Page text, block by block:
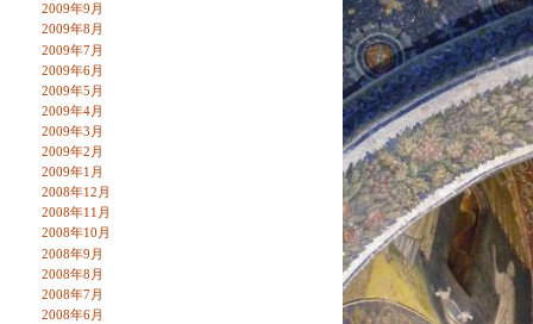
2009年9月
2009年8月
2009年7月
2009年6月
2009年5月
2009年4月
2009年3月
2009年2月
2009年1月
2008年12月
2008年11月
2008年10月
2008年9月
2008年8月
2008年7月
2008年6月